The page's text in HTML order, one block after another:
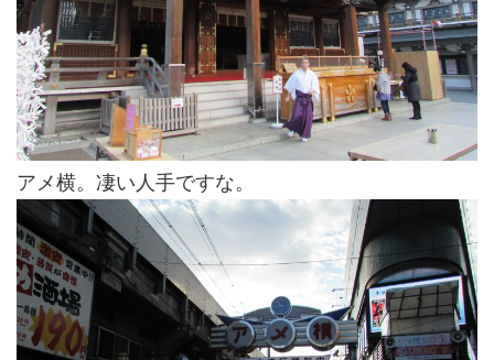
アメ横。凄い人手ですな。